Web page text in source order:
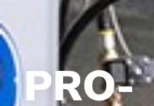
PRO­